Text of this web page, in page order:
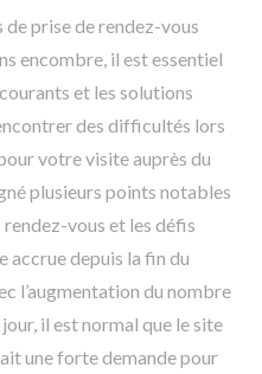
de prise de rendez-vous
encombre, il est essentiel
et les solutions
des difficultés lors
votre visite auprès du
plusieurs points notables
vous et les défis
accrue depuis la fin du
l’augmentation du nombre
il est normal que le site
une forte demande pour